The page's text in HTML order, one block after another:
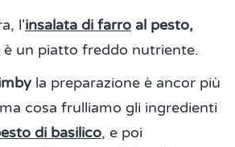
l'insalata di farro al pesto,
è un piatto freddo nutriente.
la preparazione è ancor più
cosa frulliamo gli ingredienti
di basilico, e poi